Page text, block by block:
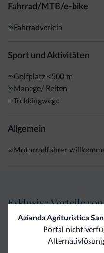
Fahrrad/MTB/e-bike
Fahrradverleih
Sport und Aktivitäten
Golfplatz <500 m
Manege/ Reiten
Trekkingwege
Allgemein
Motorradfahrer
Azienda Agrituristica
Portal nicht
Exklusive Vorteile
Direkter
Preise